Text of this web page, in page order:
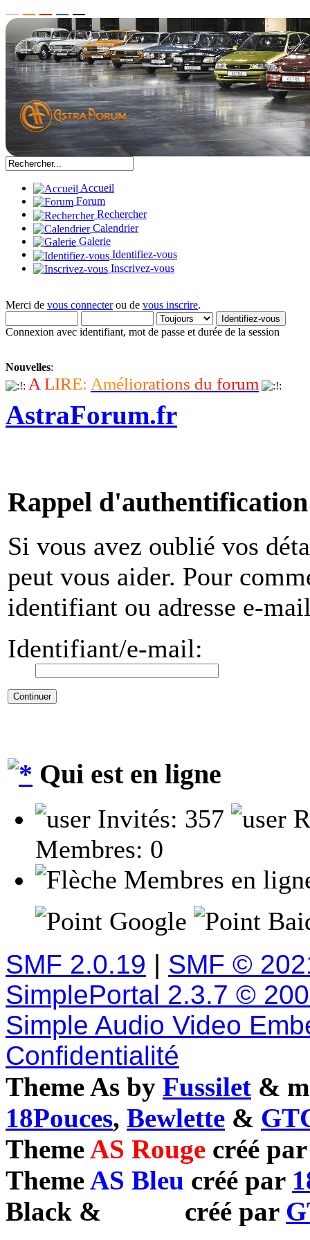
Accueil
Forum
Rechercher
Calendrier
Galerie
Identifiez-vous
Inscrivez-vous
Merci de vous connecterou de vous inscrire.
Connexion avec identifiant, mot de passe et durée de la session
Nouvelles:
A LIRE: Améliorations du forum
AstraForum.fr
Rappel d'authentification
Si vous avez oublié vos
peut vous aider. Pour
identifiant ou adresse e-
Identifiant/e-mail:
Qui est en ligne
Invités: 357
Membres: 0
Membres en
Google
SMF 2.0.19 | SMF ©
SimplePortal 2.3.7 ©
Simple Audio Video
Confidentialité
Theme As by Fussilet &
18Pouces, Bewlette &
ThemeAS Rouge créé
ThemeAS Bleu créé par
Black & créé par